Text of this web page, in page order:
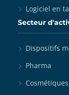
Logiciel en
Secteur
Dispositifs
Pharma
Cosmétiques